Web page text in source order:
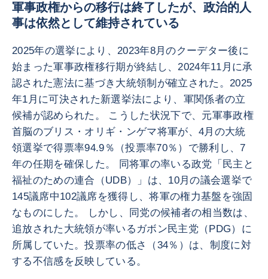
軍事政権からの移行は終了したが、政治的人
事は依然として維持されている
2025年の選挙により、2023年8月のクーデター後に
始まった軍事政権移行期が終結し、2024年11月に承
認された憲法に基づき大統領制が確立された。2025
年1月に可決された新選挙法により、軍関係者の立
候補が認められた。 こうした状況下で、元軍事政権
首脳のブリス・オリギ・ンゲマ将軍が、4月の大統
領選挙で得票率94.9％（投票率70％）で勝利し、7
年の任期を確保した。 同将軍の率いる政党「民主と
福祉のための連合（UDB）」は、10月の議会選挙で
145議席中102議席を獲得し、将軍の権力基盤を強固
なものにした。 しかし、同党の候補者の相当数は、
追放された大統領が率いるガボン民主党（PDG）に
所属していた。投票率の低さ（34％）は、制度に対
する不信感を反映している。